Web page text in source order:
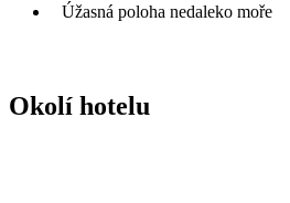
Úžasná poloha nedaleko moře
Okolí hotelu